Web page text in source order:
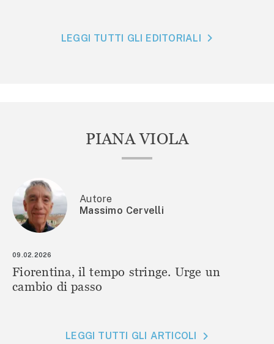
LEGGI TUTTI GLI EDITORIALI
PIANA VIOLA
Autore
Massimo Cervelli
09.02.2026
Fiorentina, il tempo stringe. Urge un
cambio di passo
LEGGI TUTTI GLI ARTICOLI